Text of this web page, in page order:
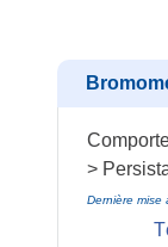
>
Dernière mise